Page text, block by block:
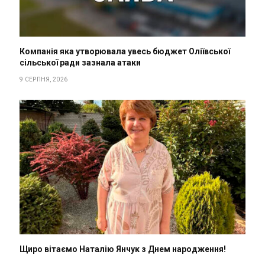
Компанія яка утворювала увесь бюджет Оліївської
сільської ради зазнала атаки
9 СЕРПНЯ, 2026
Щиро вітаємо Наталію Янчук з Днем народження!